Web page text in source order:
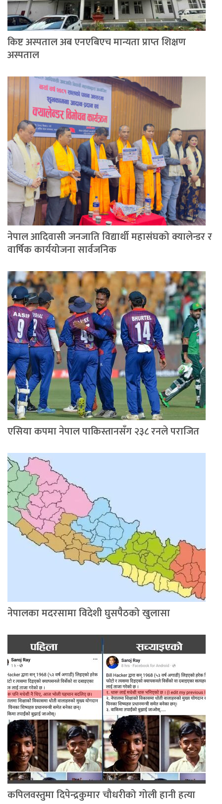
किष्ट अस्पताल अब एनएबिएच मान्यता प्राप्त शिक्षण
अस्पताल
नेपाल आदिवासी जनजाति विद्यार्थी महासंघको क्यालेन्डर र
वार्षिक कार्ययोजना सार्वजनिक
एसिया कपमा नेपाल पाकिस्तानसँग २३८ रनले पराजित
नेपालका मदरसामा विदेशी घुसपैठको खुलासा
कपिलवस्तुमा दिपेन्द्रकुमार चौधरीको गोली हानी हत्या